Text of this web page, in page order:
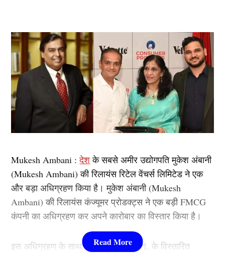
Mukesh Ambani :देशके सबसे अमीर उद्योगपति मुकेश अंबानी
(Mukesh Ambani) की रिलायंस रिटेल वेंचर्स लिमिटेड ने एक
और बड़ा अधिग्रहण किया है। मुकेश अंबानी (Mukesh
Ambani) की रिलायंस कंज्यूमर प्रोडक्ट्स ने एक बड़ी FMCG
कंपनी का अधिग्रहण कर अपने कारोबार का विस्तार किया है।
इस अधिग्रहण के साथ ही वेलवेट को RCPL के विस्तारित